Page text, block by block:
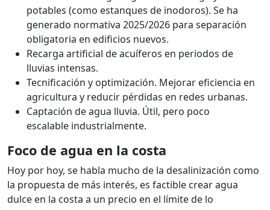
potables (como estanques de inodoros). Se ha
generado normativa 2025/2026 para separación
obligatoria en edificios nuevos.
Recarga artificial de acuíferos en periodos de
lluvias intensas.
Tecnificación y optimización. Mejorar eficiencia en
agricultura y reducir pérdidas en redes urbanas.
Captación de agua lluvia. Útil, pero poco
escalable industrialmente.
Foco de agua en la costa
Hoy por hoy, se habla mucho de la desalinización como
la propuesta de más interés, es factible crear agua
dulce en la costa a un precio en el límite de lo